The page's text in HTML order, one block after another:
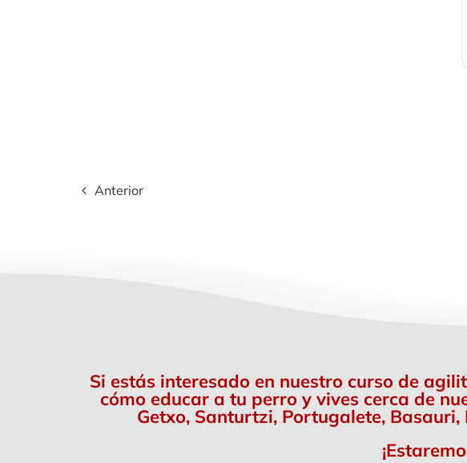
Anterior
Si estás interesado en nuestro curso de
cómo educar a tu perro y vives cerca de
Getxo, Santurtzi, Portugalete,